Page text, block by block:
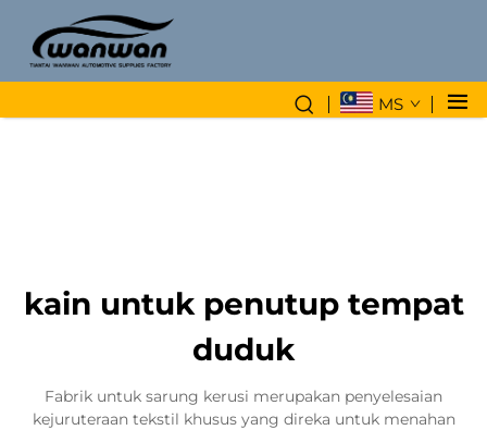
MS
kain untuk penutup tempat
duduk
Fabrik untuk sarung kerusi merupakan penyelesaian
kejuruteraan tekstil khusus yang direka untuk menahan